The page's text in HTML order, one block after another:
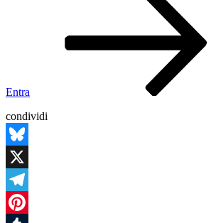
Entra
condividi
Bluesky
X
Telegram